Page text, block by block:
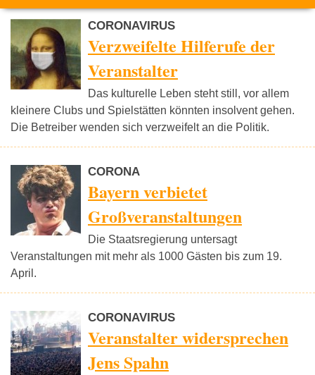
CORONAVIRUS
Verzweifelte Hilferufe der
Veranstalter
Das kulturelle Leben steht still, vor allem
kleinere Clubs und Spielstätten könnten insolvent gehen.
Die Betreiber wenden sich verzweifelt an die Politik.
CORONA
Bayern verbietet
Großveranstaltungen
Die Staatsregierung untersagt
Veranstaltungen mit mehr als 1000 Gästen bis zum 19.
April.
CORONAVIRUS
Veranstalter widersprechen
Jens Spahn